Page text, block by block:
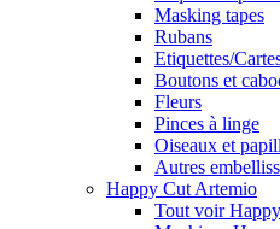
Masking tapes
Rubans
Etiquettes/
Boutons et
Fleurs
Pinces à linge
Oiseaux et
Autres
Happy Cut Artemio
Tout voir